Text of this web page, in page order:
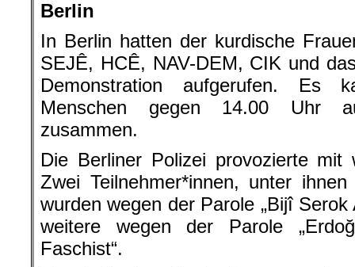
Berlin
In Berlin hatten der kurdische
SEJÊ, HCÊ, NAV-DEM, CIK und
Demonstration aufgerufen. Es
Menschen gegen 14.00 Uhr
zusammen.
Die Berliner Polizei provozierte mit
Zwei Teilnehmer*innen, unter
wurden wegen der Parole „Bijî
weitere wegen der Parole
Faschist“.